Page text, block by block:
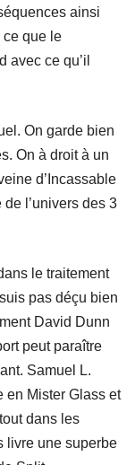
ainsi
ce que le
avec ce qu’il
On garde bien
On à droit à un
d’Incassable
l’univers des 3
le traitement
pas déçu bien
David Dunn
peut paraître
Samuel L.
en Mister Glass et
dans les
livre une superbe